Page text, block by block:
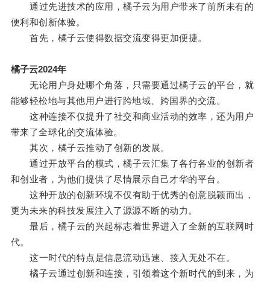
通过先进技术的应用，橘子云为用户带来了前所未有的
便利和创新体验。
首先，橘子云使得数据交流变得更加便捷。
橘子云2024年
无论用户身处哪个角落，只需要通过橘子云的平台，就
能够轻松地与其他用户进行跨地域、跨国界的交流。
这种连接不仅提升了社交和商业活动的效率，还为用户
带来了全球化的交流体验。
其次，橘子云推动了创新的发展。
通过开放平台的模式，橘子云汇集了各行各业的创新者
和创业者，为他们提供了尽情展示自己才华的平台。
这种开放的创新环境不仅有助于优秀的创意脱颖而出，
更为未来的科技发展注入了源源不断的动力。
最后，橘子云的兴起标志着世界进入了全新的互联网时
代。
这一时代的特点是信息流动迅速、接入无处不在。
橘子云通过创新和连接，引领着这个新时代的到来，为